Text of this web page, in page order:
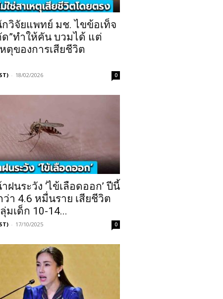
วิจัยแพทย์ มช. ไขข้อเท็จ
ด”ทำให้คัน บวมได้ แต่
ตุของการเสียชีวิต
- 18/02/2026 0
ฝนระวัง ‘ไข้เลือดออก’ ปีนี้
า 4.6 หมื่นราย เสียชีวิต
มเด็ก 10-14...
- 17/10/2025 0